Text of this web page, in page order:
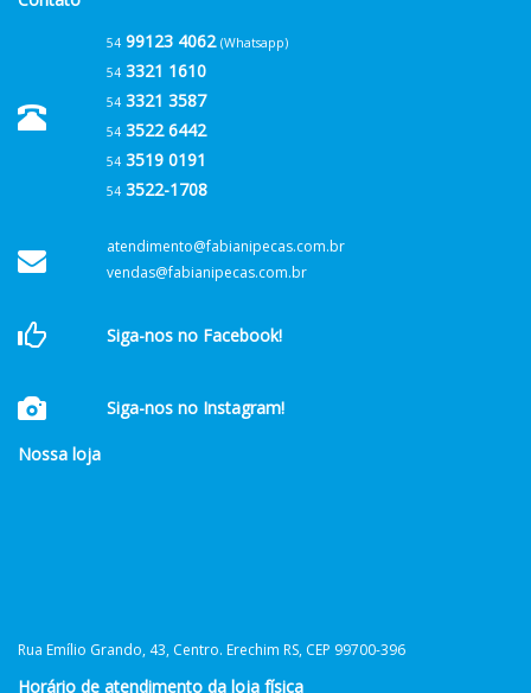
5499123 4062 (Whatsapp)
543321 1610
543321 3587
543522 6442
543519 0191
543522-1708
atendimento@fabianipecas.com.br
vendas@fabianipecas.com.br
Siga-nos no Facebook!
Siga-nos no Instagram!
Nossa loja
Rua Emílio Grando, 43, Centro. Erechim RS, CEP 99700-396
Horário de atendimento da loja física